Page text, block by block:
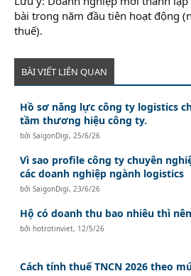
bài trong năm đầu tiên hoạt động
thuế).
BÀI VIẾT LIÊN QUAN
Hồ sơ năng lực công ty logistics
tầm thương hiệu công ty.
bởiSaigonDigi,25/6/26
Vì sao profile công ty chuyên
các doanh nghiệp ngành logistics
bởiSaigonDigi,23/6/26
Hộ có doanh thu bao nhiêu thì
bởihotrotinviet, 12/5/26
Cách tính thuế TNCN 2026 theo